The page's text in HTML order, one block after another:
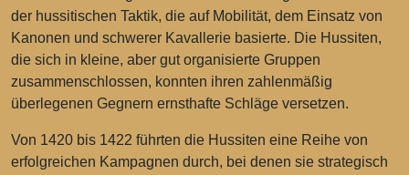
der hussitischen Taktik, die auf Mobilität, dem Einsatz von
Kanonen und schwerer Kavallerie basierte. Die Hussiten,
die sich in kleine, aber gut organisierte Gruppen
zusammenschlossen, konnten ihren zahlenmäßig
überlegenen Gegnern ernsthafte Schläge versetzen.
Von 1420 bis 1422 führten die Hussiten eine Reihe von
erfolgreichen Kampagnen durch, bei denen sie strategisch